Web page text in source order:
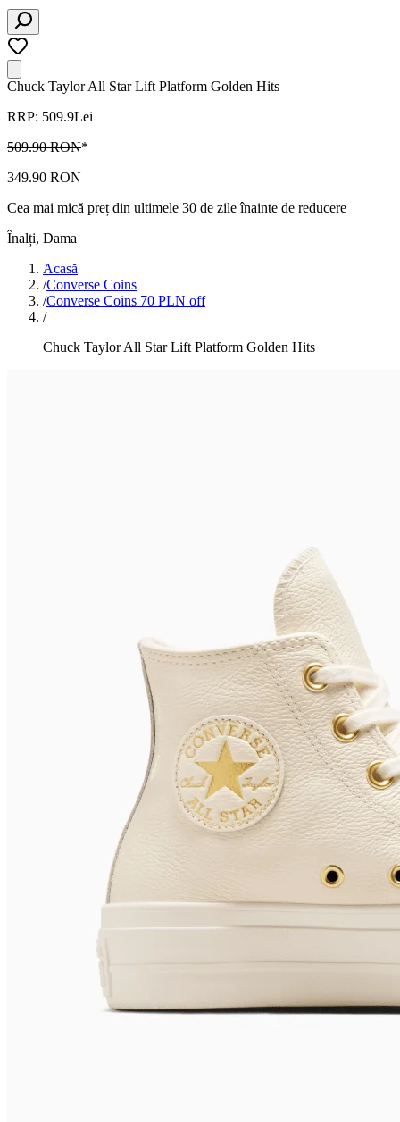
Chuck Taylor All Star Lift Platform Golden Hits
RRP: 509.9Lei
509.90 RON*
349.90 RON
Cea mai mică preț din ultimele 30 de zile înainte de reducere
Înalți, Dama
Acasă
/Converse Coins
/Converse Coins 70 PLN off
/
Chuck Taylor All Star Lift Platform Golden Hits